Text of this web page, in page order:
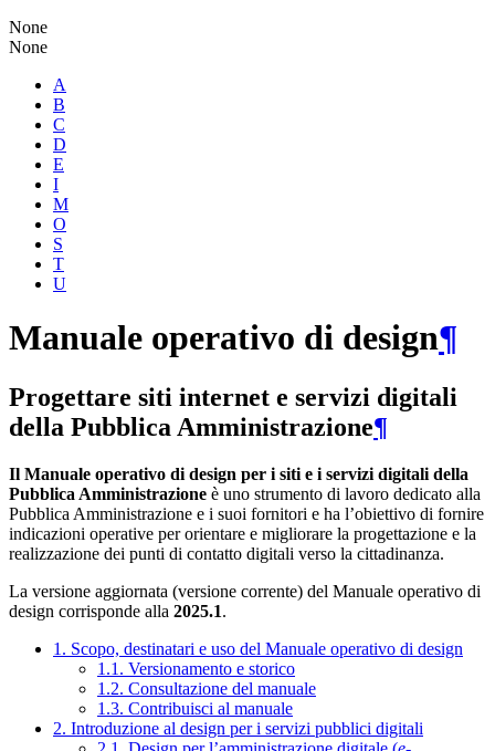
None
None
A
B
C
D
E
I
M
O
S
T
U
Manuale operativo di design¶
Progettare siti internet e servizi digitali
della Pubblica Amministrazione¶
Il Manuale operativo di design per i siti e i servizi digitali della
Pubblica Amministrazione è uno strumento di lavoro dedicato alla
Pubblica Amministrazione e i suoi fornitori e ha l’obiettivo di fornire
indicazioni operative per orientare e migliorare la progettazione e la
realizzazione dei punti di contatto digitali verso la cittadinanza.
La versione aggiornata (versione corrente) del Manuale operativo di
design corrisponde alla 2025.1.
1. Scopo, destinatari e uso del Manuale operativo di design
1.1. Versionamento e storico
1.2. Consultazione del manuale
1.3. Contribuisci al manuale
2. Introduzione al design per i servizi pubblici digitali